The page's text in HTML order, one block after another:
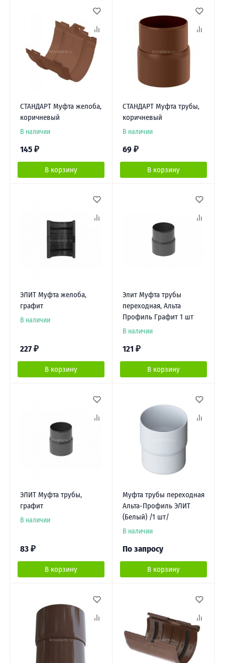
СТАНДАРТ Муфта желоба,
коричневый
В наличии
145 ₽
В корзину
СТАНДАРТ Муфта трубы,
коричневый
В наличии
69 ₽
В корзину
ЭЛИТ Муфта желоба,
графит
В наличии
227 ₽
В корзину
Элит Муфта трубы
переходная, Альта
Профиль Графит 1 шт
В наличии
121 ₽
В корзину
ЭЛИТ Муфта трубы,
графит
В наличии
83 ₽
В корзину
Муфта трубы переходная
Альта-Профиль ЭЛИТ
(Белый) /1 шт/
В наличии
По запросу
В корзину